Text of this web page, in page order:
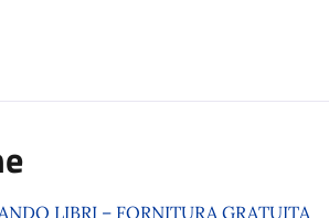
LIBRI – FORNITURA GRATUITA